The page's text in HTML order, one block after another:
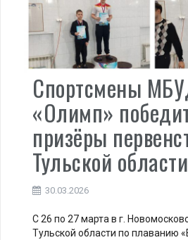
Спортсмены
«Олимп»
призёры
Тульской области
30.03.2026
С 26 по 27 марта в г.
Тульской области по плаванию